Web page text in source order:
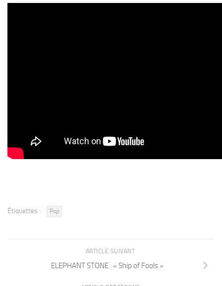
Étiquettes : Pop
ARTICLE SUIVANT
ELEPHANT STONE : « Ship of Fools »